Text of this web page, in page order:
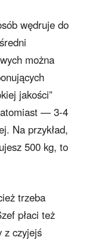
wędruje do
można
jakości”
— 3-4
Na przykład,
500 kg, to
trzeba
płaci też
z czyjejś